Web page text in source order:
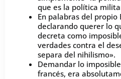
que es la política
En palabras del propio
declarando querer lo
decreta como
verdades contra el
separa del nihilismo».
Demandar lo
francés, era